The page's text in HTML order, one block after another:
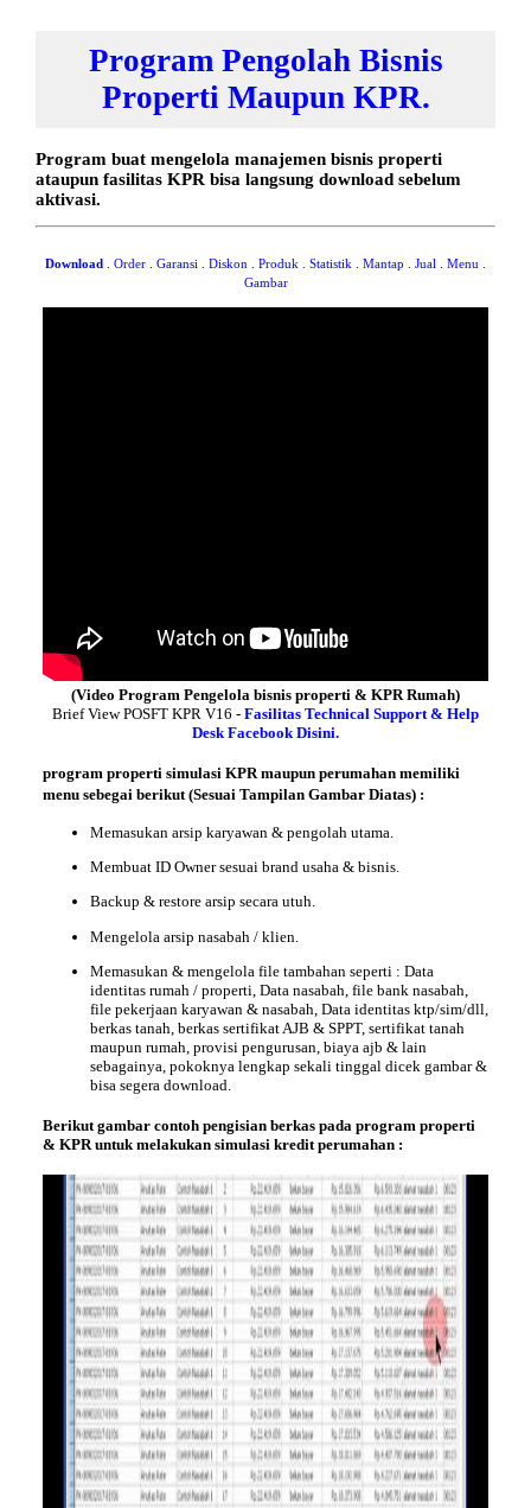
Program Pengolah Bisnis
Properti Maupun KPR.
Program buat mengelola manajemen bisnis properti
ataupun fasilitas KPR bisa langsung download sebelum
aktivasi.
Download Order Garansi Diskon Produk Statistik Mantap Jual Menu
Gambar
(Video Program Pengelola bisnis properti & KPR Rumah)
Brief View POSFT KPR V16 - Fasilitas Technical Support & Help
Desk Facebook Disini.
program properti simulasi KPR maupun perumahan memiliki
menu sebegai berikut (Sesuai Tampilan Gambar Diatas) :
Memasukan arsip karyawan & pengolah utama.
Membuat ID Owner sesuai brand usaha & bisnis.
Backup & restore arsip secara utuh.
Mengelola arsip nasabah / klien.
Memasukan & mengelola file tambahan seperti : Data
identitas rumah / properti, Data nasabah, file bank nasabah,
file pekerjaan karyawan & nasabah, Data identitas ktp/sim/dll,
berkas tanah, berkas sertifikat AJB & SPPT, sertifikat tanah
maupun rumah, provisi pengurusan, biaya ajb & lain
sebagainya, pokoknya lengkap sekali tinggal dicek gambar &
bisa segera download.
Berikut gambar contoh pengisian berkas pada program properti
& KPR untuk melakukan simulasi kredit perumahan :